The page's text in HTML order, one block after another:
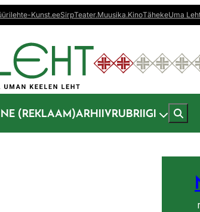
e-Kunst.eeSirpTeater.Muusika.KinoTähekeUma
(REKLAAM)ARHIIVRUBRIIGI